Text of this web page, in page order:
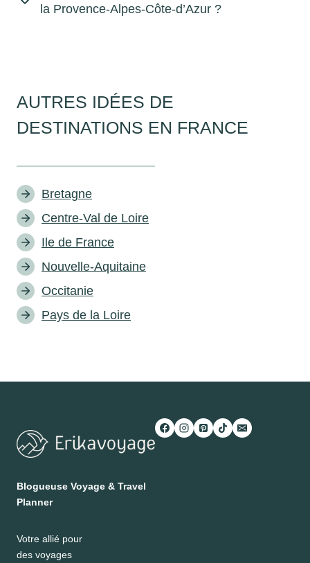
la Provence-Alpes-Côte-d’Azur ?
AUTRES IDÉES DE
DESTINATIONS EN FRANCE
Bretagne
Centre-Val de Loire
Ile de France
Nouvelle-Aquitaine
Occitanie
Pays de la Loire
Blogueuse Voyage & Travel
Planner
Votre allié pour
des voyages